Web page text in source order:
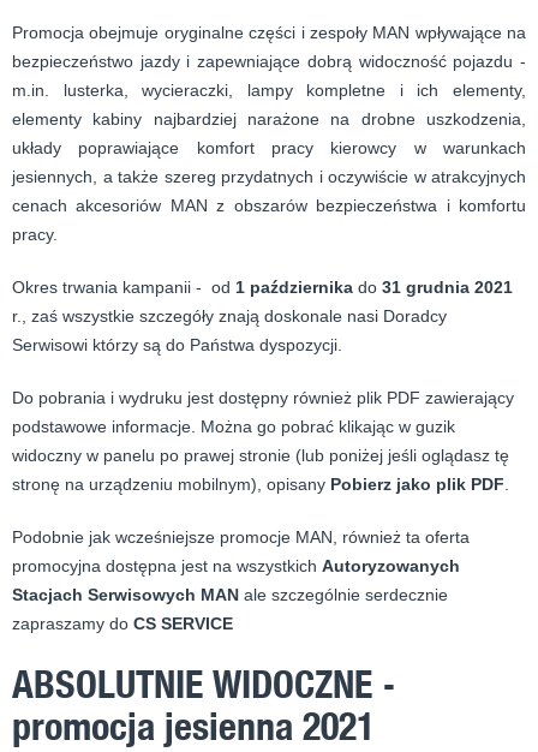
Promocja obejmuje oryginalne części i zespoły MAN wpływające na
bezpieczeństwo jazdy i zapewniające dobrą widoczność pojazdu -
m.in. lusterka, wycieraczki, lampy kompletne i ich elementy,
elementy kabiny najbardziej narażone na drobne uszkodzenia,
układy poprawiające komfort pracy kierowcy w warunkach
jesiennych, a także szereg przydatnych i oczywiście w atrakcyjnych
cenach akcesoriów MAN z obszarów bezpieczeństwa i komfortu
pracy.
Okres trwania kampanii - od 1 października do 31 grudnia 2021
r., zaś wszystkie szczegóły znają doskonale nasi Doradcy
Serwisowi którzy są do Państwa dyspozycji.
Do pobrania i wydruku jest dostępny również plik PDF zawierający
podstawowe informacje. Można go pobrać klikając w guzik
widoczny w panelu po prawej stronie (lub poniżej jeśli oglądasz tę
stronę na urządzeniu mobilnym), opisany Pobierz jako plik PDF
Podobnie jak wcześniejsze promocje MAN, również ta oferta
promocyjna dostępna jest na wszystkich Autoryzowanych
Stacjach Serwisowych MAN ale szczególnie serdecznie
zapraszamy do CS SERVICE
ABSOLUTNIE WIDOCZNE -
promocja jesienna 2021